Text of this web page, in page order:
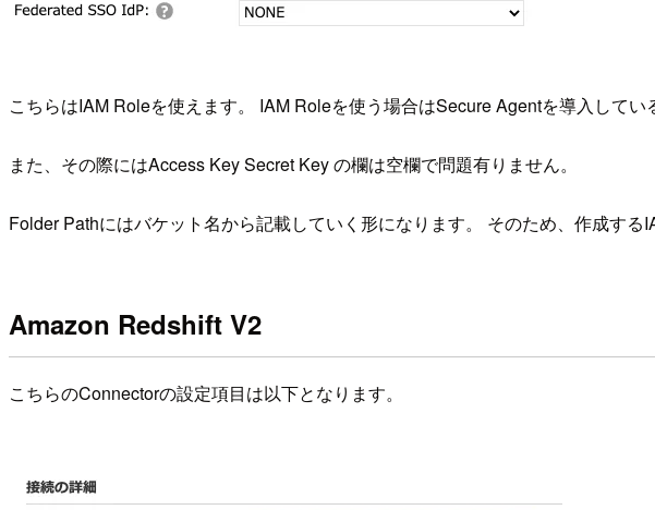
こちらはIAM Roleを使えます。 IAM Roleを使う場合はSecure Agentを導入して
また、その際にはAccess Key Secret Key の欄は空欄で問題有りません。
Folder Pathにはバケット名から記載していく形になります。 そのため、作成す
Amazon Redshift V2
こちらのConnectorの設定項目は以下となります。